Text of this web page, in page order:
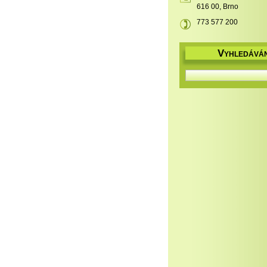
616 00, Brno
773 577 200
V